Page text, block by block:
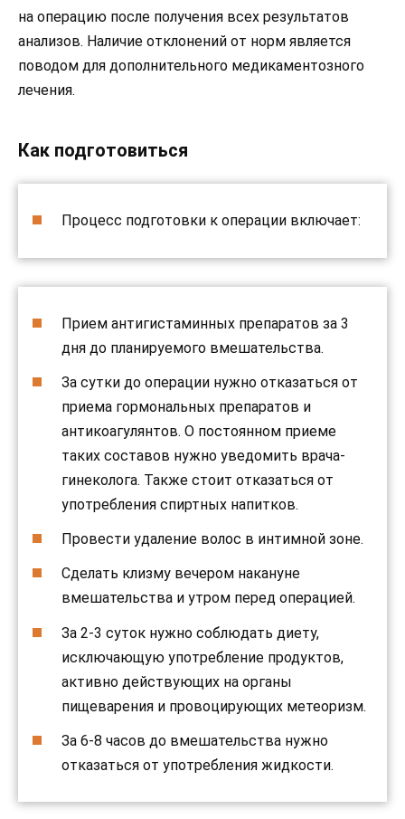
на операцию после получения всех результатов
анализов. Наличие отклонений от норм является
поводом для дополнительного медикаментозного
лечения.
Как подготовиться
Процесс подготовки к операции включает:
Прием антигистаминных препаратов за 3
дня до планируемого вмешательства.
За сутки до операции нужно отказаться от
приема гормональных препаратов и
антикоагулянтов. О постоянном приеме
таких составов нужно уведомить врача-
гинеколога. Также стоит отказаться от
употребления спиртных напитков.
Провести удаление волос в интимной зоне.
Сделать клизму вечером накануне
вмешательства и утром перед операцией.
За 2-3 суток нужно соблюдать диету,
исключающую употребление продуктов,
активно действующих на органы
пищеварения и провоцирующих метеоризм.
За 6-8 часов до вмешательства нужно
отказаться от употребления жидкости.